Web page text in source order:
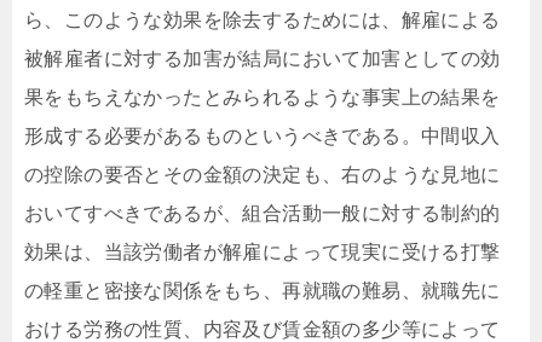
ら、このような効果を除去するためには、解雇による
被解雇者に対する加害が結局において加害としての効
果をもちえなかったとみられるような事実上の結果を
形成する必要があるものというべきである。中間収入
の控除の要否とその金額の決定も、右のような見地に
おいてすべきであるが、組合活動一般に対する制約的
効果は、当該労働者が解雇によって現実に受ける打撃
の軽重と密接な関係をもち、再就職の難易、就職先に
おける労務の性質、内容及び賃金額の多少等によって